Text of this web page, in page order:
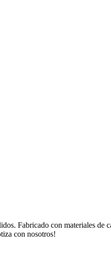
Fabricado con materiales de
con nosotros!